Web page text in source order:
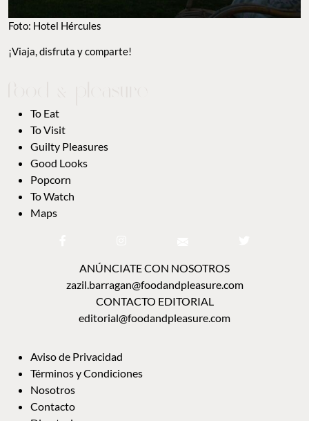
Foto: Hotel Hércules
¡Viaja, disfruta y comparte!
To Eat
To Visit
Guilty Pleasures
Good Looks
Popcorn
To Watch
Maps
ANÚNCIATE CON NOSOTROS
zazil.barragan@foodandpleasure.com
CONTACTO EDITORIAL
editorial@foodandpleasure.com
Aviso de Privacidad
Términos y Condiciones
Nosotros
Contacto